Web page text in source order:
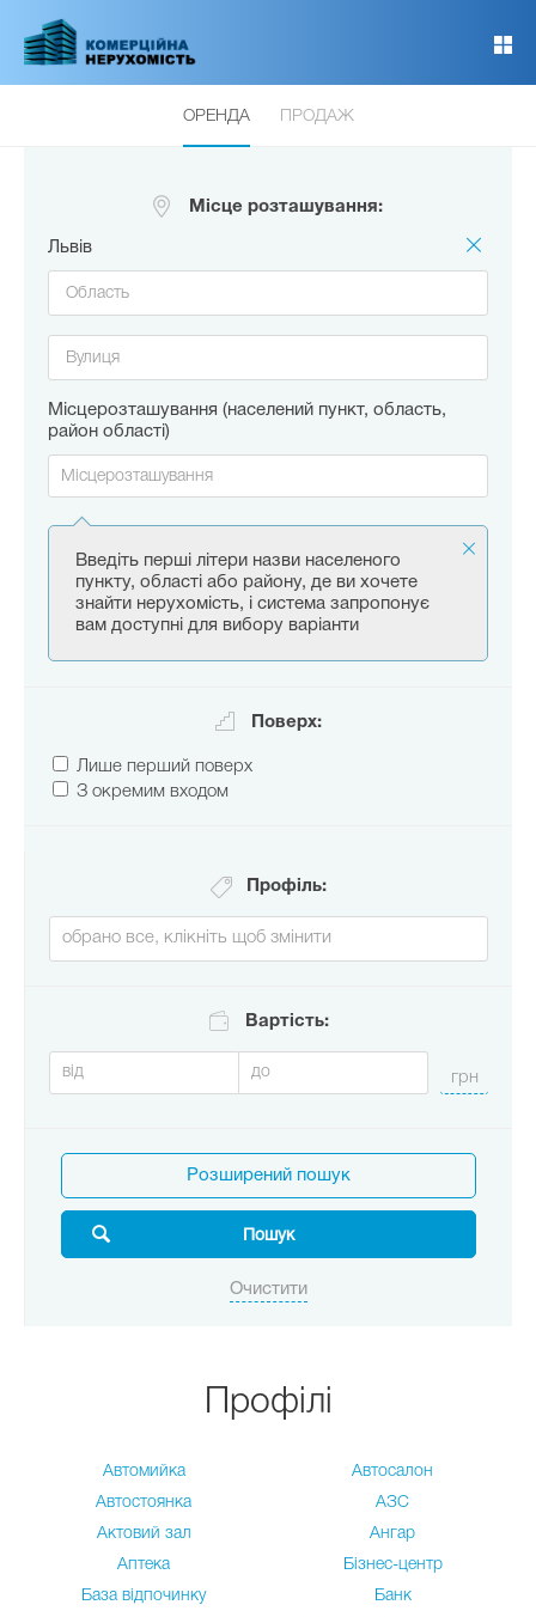
основного
ОРЕНДА ПРОДАЖ
Місце розташування:
Львів
Місцерозташування (населений пункт, область,
район області)
Введіть перші літери назви населеного
пункту, області або району, де ви хочете
знайти нерухомість, і система запропонує
вам доступні для вибору варіанти
Поверх:
Лише перший поверх
З окремим входом
Профіль:
Вартість:
Розширений пошук
Профілі
Автомийка
Автосалон
Автостоянка
АЗС
Актовий зал
Ангар
Аптека
Бізнес-центр
База відпочинку
Банк